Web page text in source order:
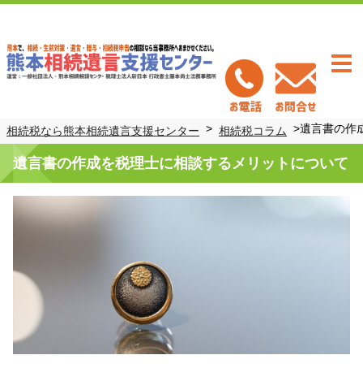
相続税なら熊本相続遺言支援センター > 相続税コラム >遺言書の作
遺言書の作成を税理士に相談するメリットについて